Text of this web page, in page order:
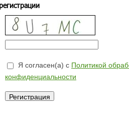
Я согласен(а) с Политикой
конфиденциальности